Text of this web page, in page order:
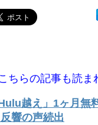
ちらの記事も読ま
Hulu越え」1ヶ月無
響の声続出